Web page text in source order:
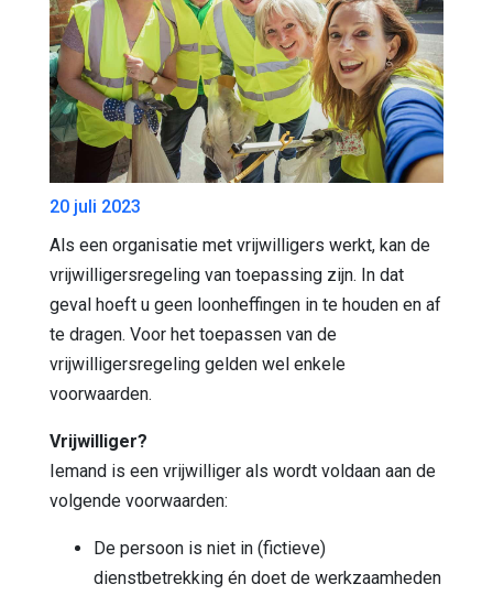
20 juli 2023
Als een organisatie met vrijwilligers werkt, kan de
vrijwilligersregeling van toepassing zijn. In dat
geval hoeft u geen loonheffingen in te houden en af
te dragen. Voor het toepassen van de
vrijwilligersregeling gelden wel enkele
voorwaarden.
Vrijwilliger?
Iemand is een vrijwilliger als wordt voldaan aan de
volgende voorwaarden:
De persoon is niet in (fictieve)
dienstbetrekking én doet de werkzaamheden